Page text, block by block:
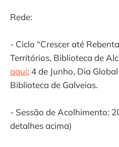
Rede:
- Ciclo “Crescer até
Territórios, Biblioteca de
aqui; 4 de Junho, Dia
Biblioteca de Galveias.
- Sessão de Acolhimento:
detalhes acima)